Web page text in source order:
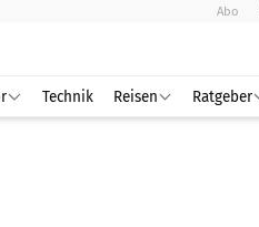
Abo
Technik Reisen Ratgeber